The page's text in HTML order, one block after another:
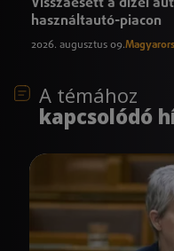
Visszaesett a dízel
használtautó-piacon
2026. augusztus 09.
A témához
kapcsolódó